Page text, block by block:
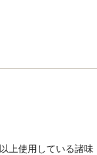
上使用している諸味